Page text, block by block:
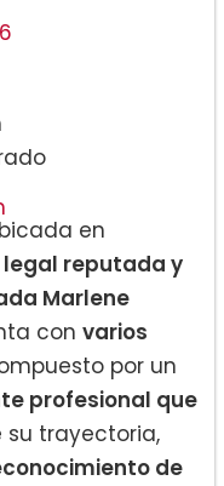
en
reputada y
Marlene
con varios
por un
profesional que
su trayectoria,
de